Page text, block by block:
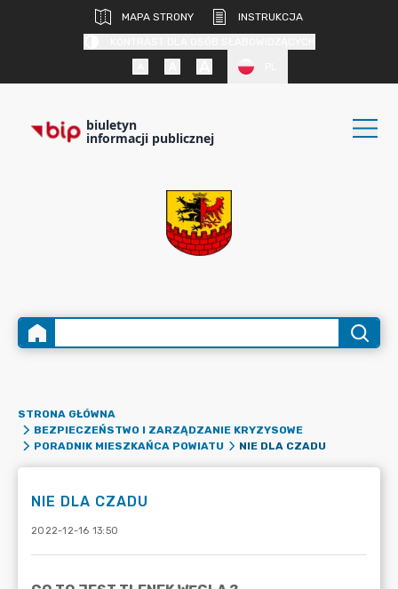
MAPA STRONY
INSTRUKCJA
biuletyn
informacji publicznej
STRONA GŁÓWNA
BEZPIECZEŃSTWO I ZARZĄDZANIE KRYZYSOWE
PORADNIK MIESZKAŃCA POWIATU
NIE DLA CZADU
NIE DLA CZADU
2022-12-16 13:50